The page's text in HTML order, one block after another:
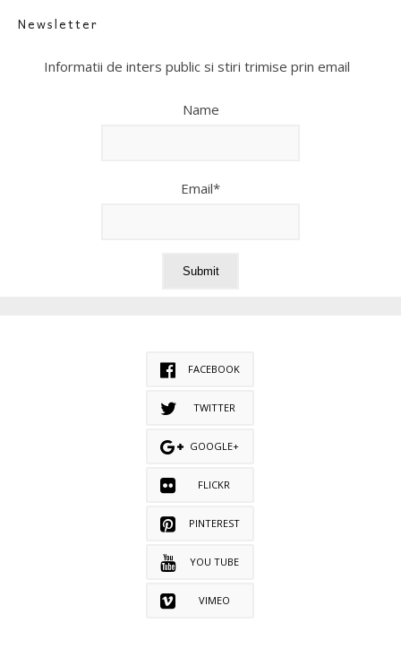
Newsletter
Informatii de inters public si stiri trimise prin email
Name
Email*
FACEBOOK
TWITTER
GOOGLE+
FLICKR
PINTEREST
YOU TUBE
VIMEO